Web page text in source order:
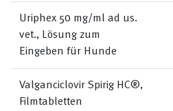
Uriphex 50 mg/ml ad us.
vet., Lösung zum
Eingeben für Hunde
Valganciclovir Spirig HC®,
Filmtabletten